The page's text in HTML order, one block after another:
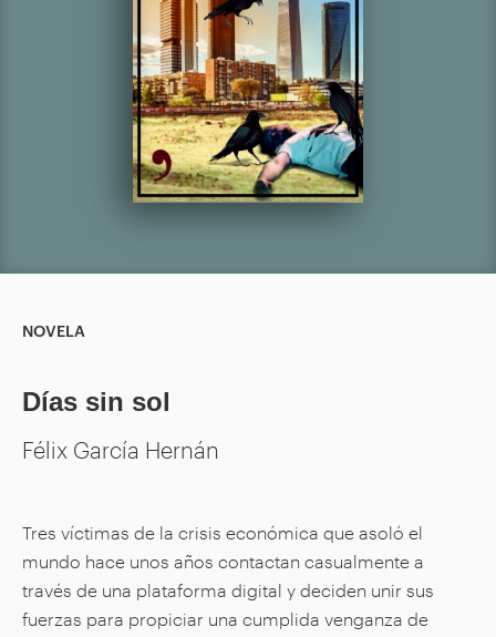
Días sin sol
Félix García Hernán
NOVELA
Días sin sol
Félix García Hernán
Tres víctimas de la crisis económica que asoló el
mundo hace unos años contactan casualmente a
través de una plataforma digital y deciden unir sus
fuerzas para propiciar una cumplida venganza de